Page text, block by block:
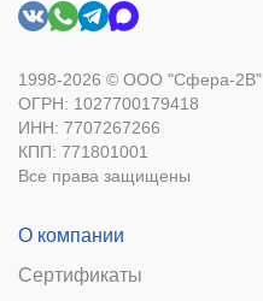
1998-2026 © ООО "Сфера-2В"
ОГРН: 1027700179418
ИНН: 7707267266
КПП: 771801001
Все права защищены
О компании
Сертификаты